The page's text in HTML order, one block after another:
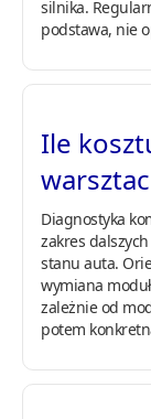
silnika.
podstawa, nie
Ile
Diagnostyka
zakres
stanu auta.
wymiana
zależnie od
potem